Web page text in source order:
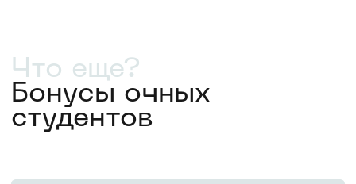
и оплатите обучение
(самостоятельно или в кредит под
3%). После этого найдите себя
в приказе о зачислении.
1 сентября